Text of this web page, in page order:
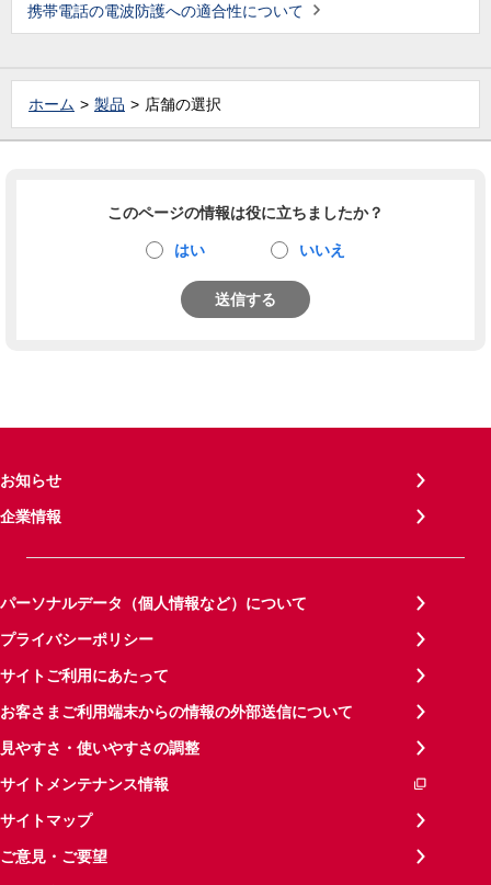
携帯電話の電波防護への適合性について
ホーム 製品 店舗の選択
このページの情報は役に立ちましたか？
はい いいえ
送信する
お知らせ
企業情報
パーソナルデータ（個人情報など）について
プライバシーポリシー
サイトご利用にあたって
お客さまご利用端末からの情報の外部送信について
見やすさ・使いやすさの調整
サイトメンテナンス情報
サイトマップ
ご意見・ご要望